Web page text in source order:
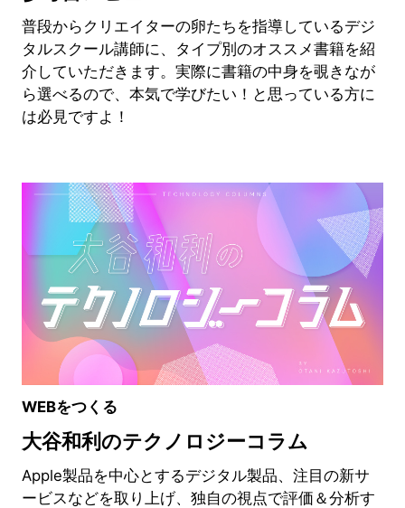
普段からクリエイターの卵たちを指導しているデジ
タルスクール講師に、タイプ別のオススメ書籍を紹
介していただきます。実際に書籍の中身を覗きなが
ら選べるので、本気で学びたい！と思っている方に
は必見ですよ！
WEBをつくる
大谷和利のテクノロジーコラム
Apple製品を中心とするデジタル製品、注目の新サ
ービスなどを取り上げ、独自の視点で評価＆分析す